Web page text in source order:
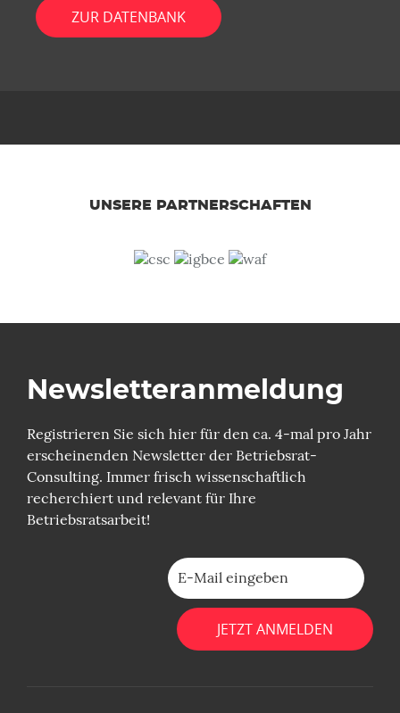
ZUR DATENBANK
UNSERE PARTNERSCHAFTEN
Newsletter­anmeldung
Registrieren Sie sich hier für den ca. 4-mal pro Jahr
erscheinenden Newsletter der Betriebsrat-
Consulting. Immer frisch wissenschaftlich
recherchiert und relevant für Ihre
Betriebsratsarbeit!
Bitte lasse dieses Feld leer.